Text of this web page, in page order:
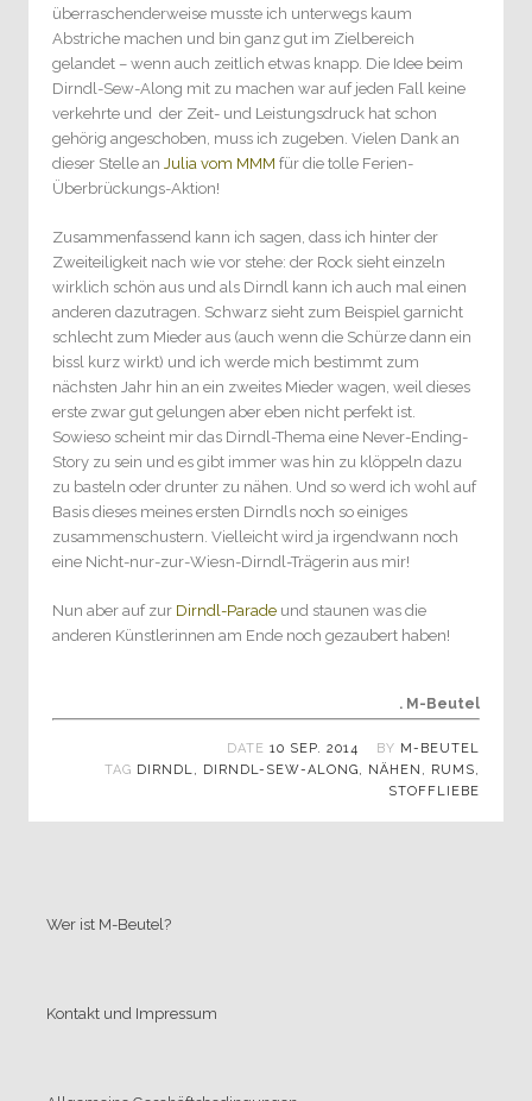
überraschenderweise musste ich unterwegs kaum
Abstriche machen und bin ganz gut im Zielbereich
gelandet – wenn auch zeitlich etwas knapp. Die Idee beim
Dirndl-Sew-Along mit zu machen war auf jeden Fall keine
verkehrte und der Zeit- und Leistungsdruck hat schon
gehörig angeschoben, muss ich zugeben. Vielen Dank an
dieser Stelle an Julia vom MMM für die tolle Ferien-
Überbrückungs-Aktion!
Zusammenfassend kann ich sagen, dass ich hinter der
Zweiteiligkeit nach wie vor stehe: der Rock sieht einzeln
wirklich schön aus und als Dirndl kann ich auch mal einen
anderen dazutragen. Schwarz sieht zum Beispiel garnicht
schlecht zum Mieder aus (auch wenn die Schürze dann ein
bissl kurz wirkt) und ich werde mich bestimmt zum
nächsten Jahr hin an ein zweites Mieder wagen, weil dieses
erste zwar gut gelungen aber eben nicht perfekt ist.
Sowieso scheint mir das Dirndl-Thema eine Never-Ending-
Story zu sein und es gibt immer was hin zu klöppeln dazu
zu basteln oder drunter zu nähen. Und so werd ich wohl auf
Basis dieses meines ersten Dirndls noch so einiges
zusammenschustern. Vielleicht wird ja irgendwann noch
eine Nicht-nur-zur-Wiesn-Dirndl-Trägerin aus mir!
Nun aber auf zur Dirndl-Parade und staunen was die
anderen Künstlerinnen am Ende noch gezaubert haben!
. M-Beutel
DATE 10 SEP. 2014 BY M-BEUTEL
TAG DIRNDL, DIRNDL-SEW-ALONG, NÄHEN , RUMS,
STOFFLIEBE
Wer ist M-Beutel?
Kontakt und Impressum